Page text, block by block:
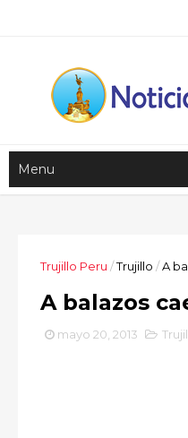
Trujillo Peru /Trujillo /A
A balazos
mayo 20, 2013